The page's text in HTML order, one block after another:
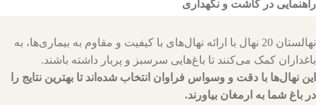
راهنمایی در کاشت و نگهداری
نهالستان 20 نهال با ارائه نهال‌های با کیفیت و مقاوم به بیماری‌ها، به
باغداران کمک می‌کنند تا باغ‌هایی سرسبز و پربار داشته باشند.
این نهال‌ها با دقت و وسواس فراوان انتخاب شده‌اند تا بهترین نتایج را
در باغ شما به ارمغان بیاورند.